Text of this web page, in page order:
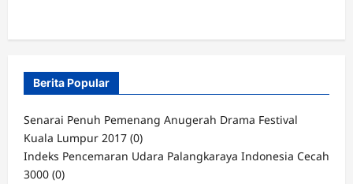
Berita Popular
Senarai Penuh Pemenang Anugerah Drama Festival
Kuala Lumpur 2017 (0)
Indeks Pencemaran Udara Palangkaraya Indonesia Cecah
3000 (0)